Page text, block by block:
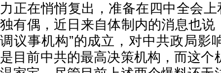
力正在悄悄复出，准备在四中全会上
独有偶，近日来自体制内的消息也说
调议事机构”的成立，对中共政局影
是目前中共的最高决策机构，而这个